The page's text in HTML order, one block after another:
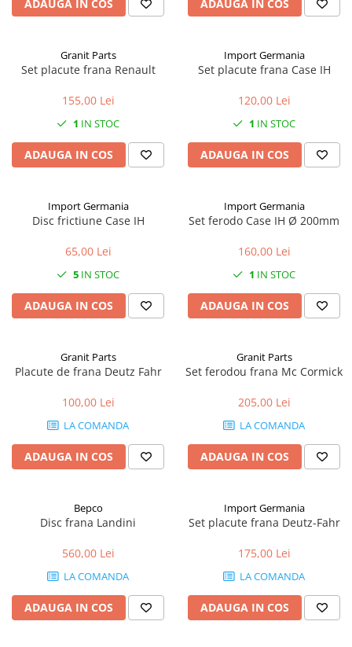
1.7.2. Placute de frana
1.7.3. Simeringuri sistem franare
1.7.5. O-ring frana
1.8.3. Ambreiaje
1.8.5. Transmisie punte fața 2 WD
1.8.6. Transmisie punte fața 4 WD
(4x4)
1.8.8. Cabluri ambreiaj și
transmisie
1.8.10. Volante
ADAUGA IN COS ADAUGA IN COS
Granit Parts
Set placute frana Renault
155,00 Lei
1 IN STOC
ADAUGA IN COS
Import Germania
Set placute frana Case IH
120,00 Lei
1 IN STOC
ADAUGA IN COS
Import Germania
Disc frictiune Case IH
65,00 Lei
5 IN STOC
ADAUGA IN COS
Import Germania
Set ferodo Case IH Ø 200mm
160,00 Lei
1 IN STOC
ADAUGA IN COS
Granit Parts
Placute de frana Deutz Fahr
100,00 Lei
LA COMANDA
ADAUGA IN COS
Granit Parts
Set ferodou frana Mc Cormick
205,00 Lei
LA COMANDA
ADAUGA IN COS
Bepco
Disc frana Landini
560,00 Lei
LA COMANDA
ADAUGA IN COS
Import Germania
Set placute frana Deutz-Fahr
175,00 Lei
LA COMANDA
ADAUGA IN COS